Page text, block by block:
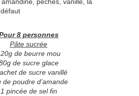
8 personnes
Pâte sucrée
de beurre mou
de sucre glace
de sucre vanillé
de poudre d'amande
1 pincée de sel fin